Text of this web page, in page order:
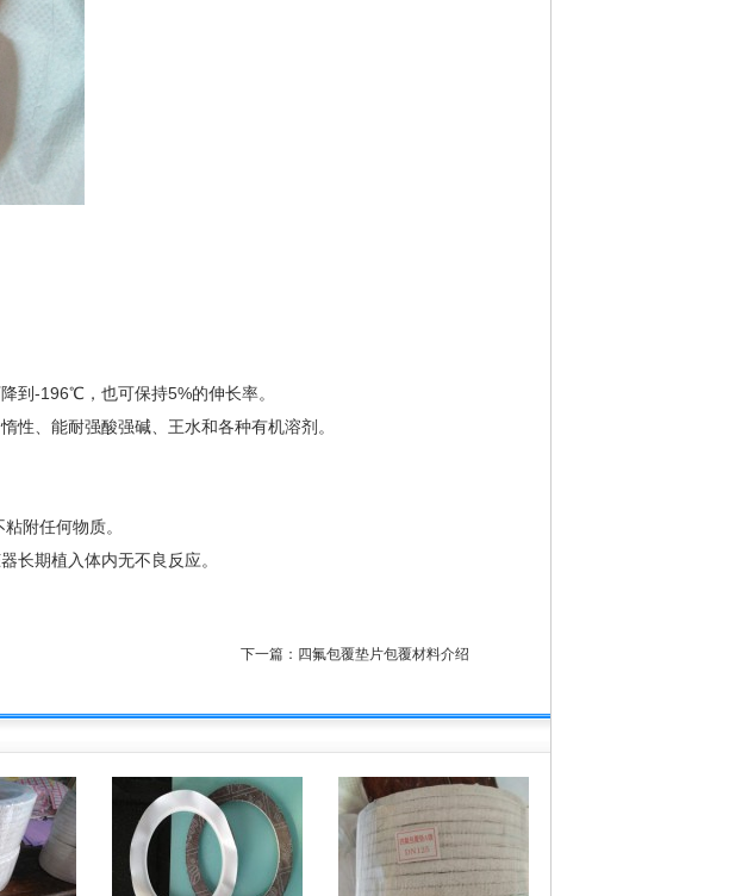
到-196℃，也可保持5%的伸长率。
、能耐强酸强碱、王水和各种有机溶剂。
附任何物质。
期植入体内无不良反应。
下一篇： 四氟包覆垫片包覆材料介绍